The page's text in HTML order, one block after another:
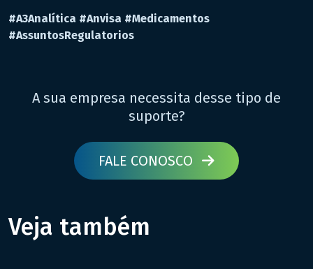
#A3Analítica #Anvisa #Medicamentos
#AssuntosRegulatorios
A sua empresa necessita desse tipo de
suporte?
FALE CONOSCO
Veja também